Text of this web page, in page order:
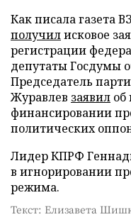
Как писала газета
получилисковое
регистрации
депутаты Госдумы
Председатель
Журавлев заявил об
финансировании
политических
Лидер КПРФ
в игнорировании
режима.
Текст: Елизавета